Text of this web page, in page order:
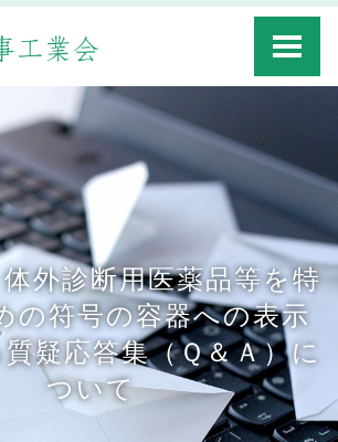
Toggle
外診断用医薬品等を特
の符号の容器への表示
疑応答集（Ｑ＆Ａ）に
ついて